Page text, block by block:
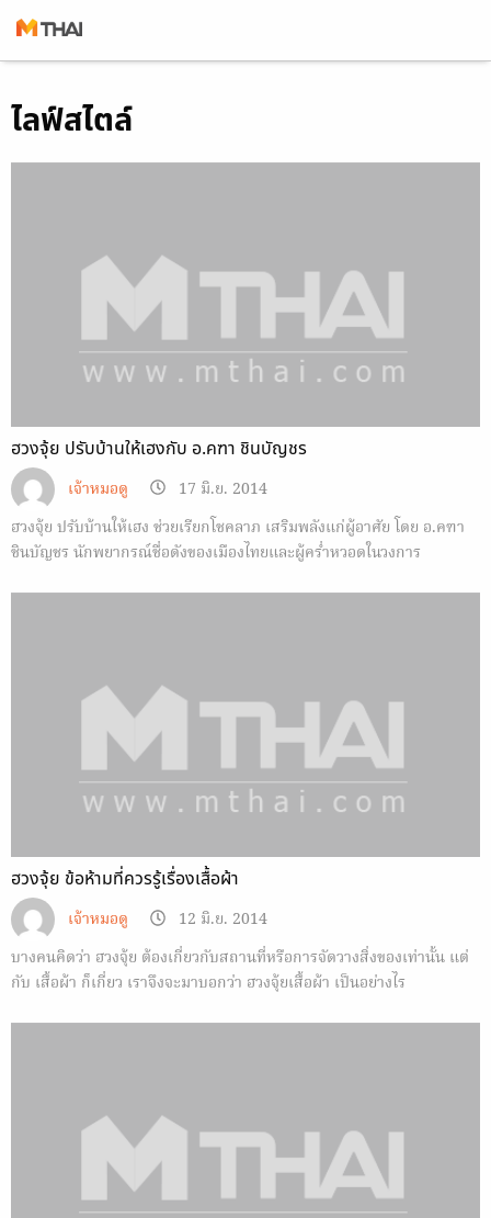
toไลฟ์สไตล์
ฮวงจุ้ย ปรับบ้านให้เฮงกับ อ.คฑา ชินบัญชร
เจ้าหมอดู
17 มิ.ย. 2014
ฮวงจุ้ย ปรับบ้านให้เฮง ช่วยเรียกโชคลาภ เสริมพลังแก่ผู้อาศัย โดย อ.คฑา
ชินบัญชร นักพยากรณ์ชื่อดังของเมืองไทยและผู้คร่ำหวอดในวงการ
ฮวงจุ้ย ข้อห้ามที่ควรรู้เรื่องเสื้อผ้า
เจ้าหมอดู
12 มิ.ย. 2014
บางคนคิดว่า ฮวงจุ้ย ต้องเกี่ยวกับสถานที่หรือการจัดวางสิ่งของเท่านั้น แต่
กับ เสื้อผ้า ก็เกี่ยว เราจึงจะมาบอกว่า ฮวงจุ้ยเสื้อผ้า เป็นอย่างไร